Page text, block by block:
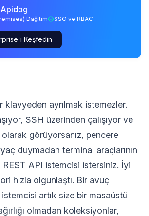
Dağıtım
SSO ve RBAC
Keşfedin
klavyeden ayrılmak istemezler.
SSH üzerinden çalışıyor ve
görüyorsanız, pencere
duymadan terminal araçlarının
API istemcisi istersiniz. İyi
hızla olgunlaştı. Bir avuç
artık size bir masaüstü
olmadan koleksiyonlar,